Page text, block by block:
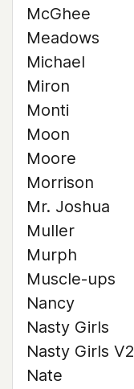
McGhee
Meadows
Michael
Miron
Monti
Moon
Moore
Morrison
Mr. Joshua
Muller
Murph
Muscle-ups
Nancy
Nasty Girls
Nasty Girls V2
Nate